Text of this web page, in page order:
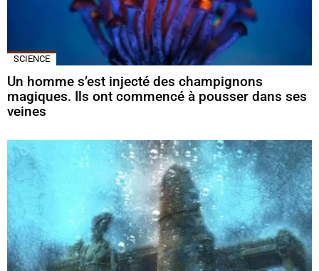
SCIENCE
Un homme s’est injecté des champignons
magiques. Ils ont commencé à pousser dans ses
veines